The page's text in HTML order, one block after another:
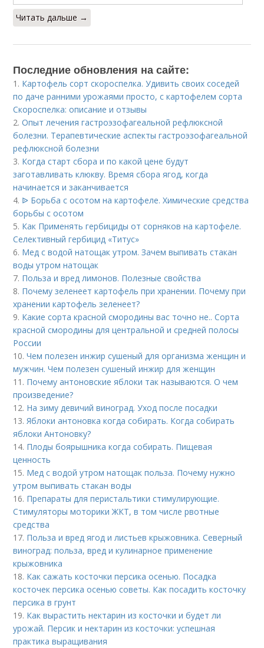
Читать дальше →
Последние обновления на сайте:
1. Картофель сорт скороспелка. Удивить своих соседей
по даче ранними урожаями просто, с картофелем сорта
Скороспелка: описание и отзывы
2.Опыт лечения гастроэзофагеальной рефлюксной
болезни. Терапевтические аспекты гастроэзофагеальной
рефлюксной болезни
3. Когда старт сбора и по какой цене будут
заготавливать клюкву. Время сбора ягод, когда
начинается и заканчивается
4. ᐉ Борьба с осотом на картофеле. Химические средства
борьбы с осотом
5. Как Применять гербициды от сорняков на картофеле.
Селективный гербицид «Титус»
6. Мед с водой натощак утром. Зачем выпивать стакан
воды утром натощак
7. Польза и вред лимонов. Полезные свойства
8. Почему зеленеет картофель при хранении. Почему при
хранении картофель зеленеет?
9. Какие сорта красной смородины вас точно не.. Сорта
красной смородины для центральной и средней полосы
России
10.Чем полезен инжир сушеный для организма женщин и
мужчин. Чем полезен сушеный инжир для женщин
11. Почему антоновские яблоки так называются. О чем
произведение?
12. На зиму девичий виноград. Уход после посадки
13.Яблоки антоновка когда собирать. Когда собирать
яблоки Антоновку?
14. Плоды боярышника когда собирать. Пищевая
ценность
15. Мед с водой утром натощак польза. Почему нужно
утром выпивать стакан воды
16. Препараты для перистальтики стимулирующие.
Стимуляторы моторики ЖКТ, в том числе рвотные
средства
17. Польза и вред ягод и листьев крыжовника. Северный
виноград: польза, вред и кулинарное применение
крыжовника
18. Как сажать косточки персика осенью. Посадка
косточек персика осенью советы. Как посадить косточку
персика в грунт
19. Как вырастить нектарин из косточки и будет ли
урожай. Персик и нектарин из косточки: успешная
практика выращивания